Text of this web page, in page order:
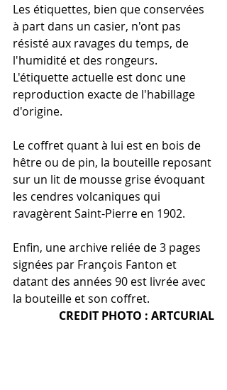
Les étiquettes, bien que conservées
à part dans un casier, n'ont pas
résisté aux ravages du temps, de
l'humidité et des rongeurs.
L'étiquette actuelle est donc une
reproduction exacte de l'habillage
d'origine.
Le coffret quant à lui est en bois de
hêtre ou de pin, la bouteille reposant
sur un lit de mousse grise évoquant
les cendres volcaniques qui
ravagèrent Saint-Pierre en 1902.
Enfin, une archive reliée de 3 pages
signées par François Fanton et
datant des années 90 est livrée avec
la bouteille et son coffret.
CREDIT PHOTO : ARTCURIAL